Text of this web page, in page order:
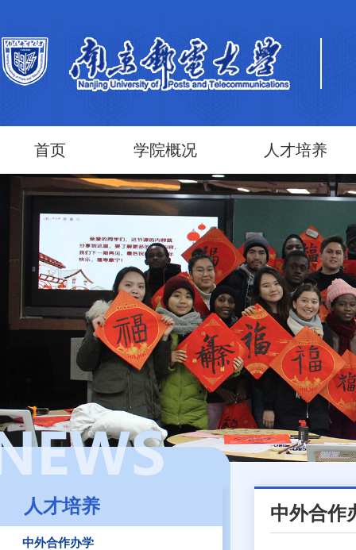
首页 学院概况 人才培养
人才培养
中外合作办学
中外合作